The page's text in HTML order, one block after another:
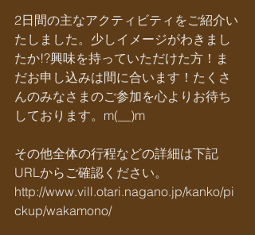
2日間の主なアクティビティをご紹介い
たしました。少しイメージがわきまし
たか!?興味を持っていただけた方！ま
だお申し込みは間に合います！たくさ
んのみなさまのご参加を心よりお待ち
しております。m(__)m
その他全体の行程などの詳細は下記
URLからご確認ください。
http://www.vill.otari.nagano.jp/kanko/pi
ckup/wakamono/